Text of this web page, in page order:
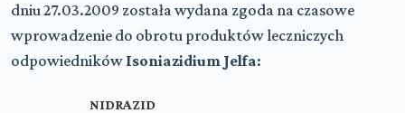
dniu 27.03.2009 została wydana zgoda na czasowe
wprowadzenie do obrotu produktów leczniczych
odpowiedników Isoniazidium Jelfa:
NIDRAZID